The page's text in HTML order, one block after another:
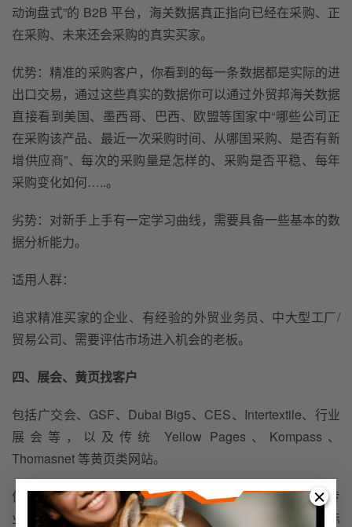
动询盘式”的 B2B 平台，海关数据真正指向已经在采购、正
在采购、未来还会采购的真实买家。
优势：精准的采购客户 ， 你看到的每一条数据都是实际的进
出口交易，通过这些真实的数据你可以通过外贸邦海关数据
直接看到美国、墨西哥、巴西、欧盟等国家中“哪些公司正
在采购该产品、最近一次采购时间、从哪国采购、是否有新
增供应商”、每次的采购量是怎样的、采购是否平稳、每年
采购变化如何…..。
劣势： 对新手上手有一定学习曲线， 需要具备一些基本的数
据分析能力。
适用人群：
追求精准买家的企业、 有经验的外贸业务员、中大型工厂/
贸易公司、需要评估市场进入机会的老板。
四、展会、黄页找客户
包括广交会、GSF、Dubai Big5、CES、Intertextile、行业
展会等，以及传统 Yellow Pages、Kompass、
Thomasnet 等黄页类网站。
优势：客户质量高，一般来到展会的多数是有采购预算的专
业买家，且采购决策周期短。面对面沟通更容易成交
人际